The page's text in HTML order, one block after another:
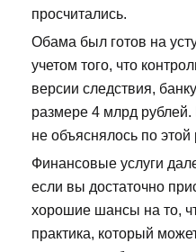
просчитались.
Обама был готов на
учетом того, что
версии следствия,
размере 4 млрд
не объяснялось по
Финансовые услуги
если вы достаточно
хорошие шансы на то,
практика, который